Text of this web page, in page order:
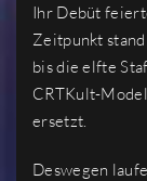
Ihr Debüt
Zeitpunkt
bis die elfte
CRTKult-
ersetzt.
Deswegen